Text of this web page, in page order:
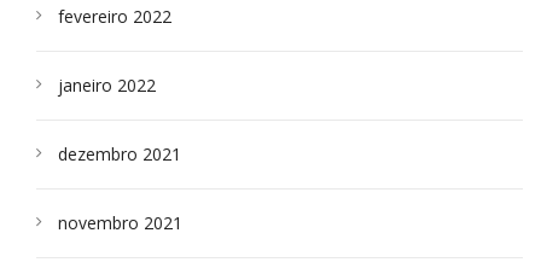
fevereiro 2022
janeiro 2022
dezembro 2021
novembro 2021